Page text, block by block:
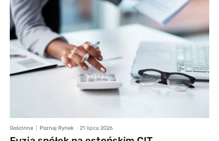
Gościnne Poznaj Rynek - 21 lipca 2026